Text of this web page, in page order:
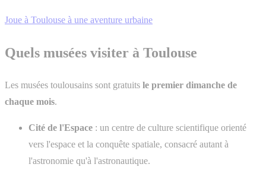
Joue à Toulouse à une aventure urbaine
Quels musées visiter à Toulouse
Les musées toulousains sont gratuits le premier dimanche de
chaque mois.
Cité de l'Espace : un centre de culture scientifique orienté
vers l'espace et la conquête spatiale, consacré autant à
l'astronomie qu'à l'astronautique.